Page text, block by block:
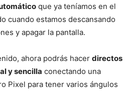
que ya teníamos en el
cuando estamos descansando
y apagar la pantalla.
ahora podrás hacer directos
y sencilla conectando una
Pixel para tener varios ángulos